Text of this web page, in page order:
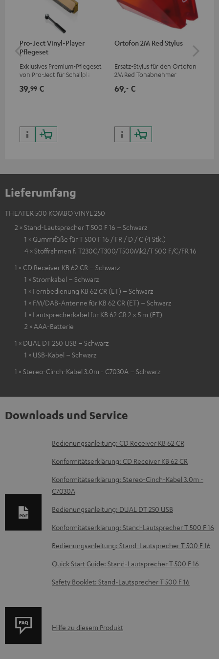
Pro-Ject Vinyl-Player
Pflegeset
Exklusives Premium-Pflegeset
von Pro-Ject für Schallplatten
Webshop erhältlich
39,99 €
Ortofon 2M Red Stylus
Ersatz-Stylus für den Ortofon
2M Red Tonabnehmer
69,‐ €
Lieferumfang
THEATER 500 KOMBO VINYL 250
2 × Stand-Lautsprecher T 500 F 16 – Schwarz
1 × Gummifüße für T 500 F 16 / FR / D / C (4 Stk.)
4 × Stoffrahmen f. T230C/T300/T500Mk2/T 500 F/C/FR 16
1 × CD Receiver KB 62 CR – Schwarz
1 × Stromkabel – Schwarz
1 × Fernbedienung KB 62 CR (ET) – Schwarz
1 × FM/DAB-Antenne für KB 62 CR (ET) – Schwarz
1 × Lautsprecherkabel für KB 62 CR 2 x 5 m (ET)
2 × AAA-Batterie
1 × DUAL DT 250 USB – Schwarz
1 × USB-Kabel – Schwarz
1 × Stereo-Cinch-Kabel 3.0m - C7030A – Schwarz
Downloads und Service
D
o
u
e
n
t
e
z
e
Bedienungsanleitung: CD Receiver KB 62 CR
Konformitätserklärung: CD Receiver KB 62 CR
Konformitätserklärung: Stereo-Cinch-Kabel 3.0m -
C7030A
Bedienungsanleitung: DUAL DT 250 USB
Konformitätserklärung: Stand-Lautsprecher T 500 F 16
Bedienungsanleitung: Stand-Lautsprecher T 500 F 16
Quick Start Guide: Stand-Lautsprecher T 500 F 16
Safety Booklet: Stand-Lautsprecher T 500 F 16
P
Hilfe zu diesem Produkt